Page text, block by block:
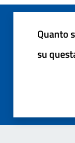
Quanto
su